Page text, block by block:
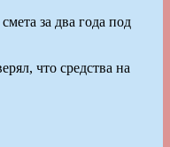
за два года под
что средства на